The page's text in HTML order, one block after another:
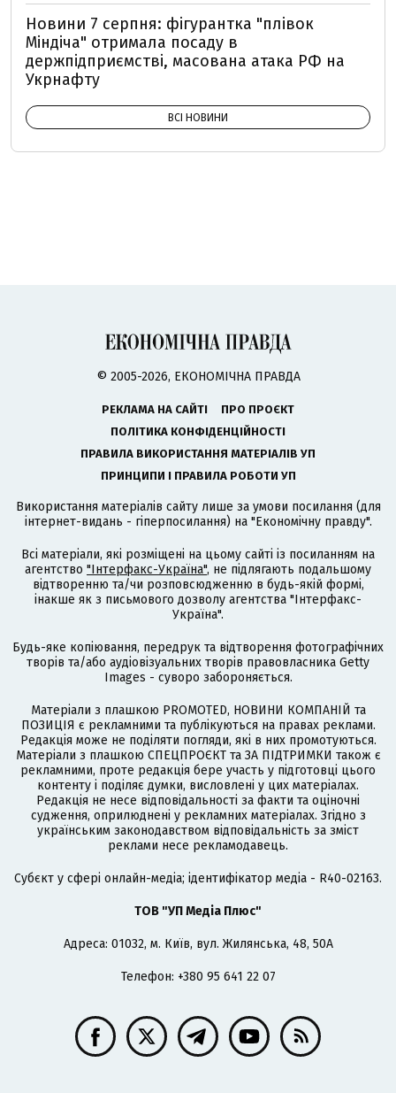
Новини 7 серпня: фігурантка "плівок
Міндіча" отримала посаду в
держпідприємстві, масована атака РФ на
Укрнафту
ВСІ НОВИНИ
© 2005-2026, ЕКОНОМІЧНА ПРАВДА
РЕКЛАМА НА САЙТІ
ПРО ПРОЄКТ
ПОЛІТИКА КОНФІДЕНЦІЙНОСТІ
ПРАВИЛА ВИКОРИСТАННЯ МАТЕРІАЛІВ УП
ПРИНЦИПИ І ПРАВИЛА РОБОТИ УП
Використання матеріалів сайту лише за умови посилання (для
інтернет-видань - гіперпосилання) на "Економічну правду".
Всі матеріали, які розміщені на цьому сайті із посиланням на
агентство "Інтерфакс-Україна", не підлягають подальшому
відтворенню та/чи розповсюдженню в будь-якій формі,
інакше як з письмового дозволу агентства "Інтерфакс-
Україна".
Будь-яке копіювання, передрук та відтворення фотографічних
творів та/або аудіовізуальних творів правовласника Getty
Images - суворо забороняється.
Матеріали з плашкою PROMOTED, НОВИНИ КОМПАНІЙ та
ПОЗИЦІЯ є рекламними та публікуються на правах реклами.
Редакція може не поділяти погляди, які в них промотуються.
Матеріали з плашкою СПЕЦПРОЄКТ та ЗА ПІДТРИМКИ також є
рекламними, проте редакція бере участь у підготовці цього
контенту і поділяє думки, висловлені у цих матеріалах.
Редакція не несе відповідальності за факти та оціночні
судження, оприлюднені у рекламних матеріалах. Згідно з
українським законодавством відповідальність за зміст
реклами несе рекламодавець.
Cубєкт у сфері онлайн-медіа; ідентифікатор медіа - R40-02163.
ТОВ "УП Медіа Плюс"
Адреса: 01032, м. Київ, вул. Жилянська, 48, 50А
Телефон: +380 95 641 22 07